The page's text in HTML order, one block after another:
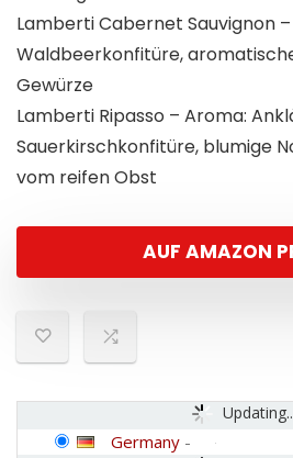
Lamberti Cabernet Sauvignon
Waldbeerkonfitüre,
Gewürze
Lamberti Ripasso – Aroma:
Sauerkirschkonfitüre, blumige
vom reifen Obst
AUF AMAZON
Germany -